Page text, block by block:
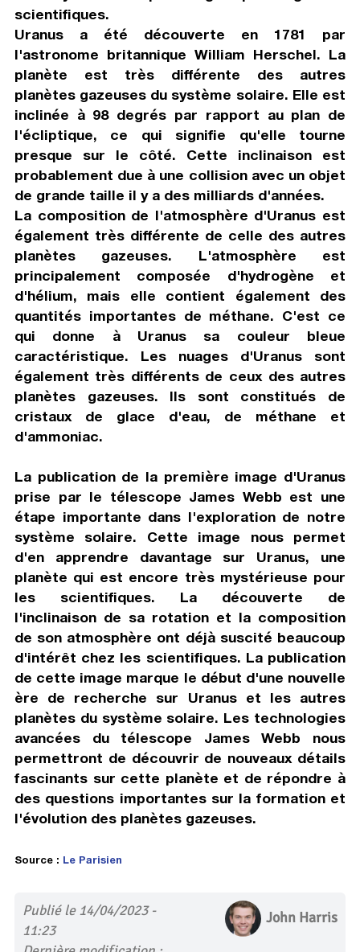
scientifiques.
Uranus a été découverte en 1781 par
l'astronome britannique William Herschel. La
planète est très différente des autres
planètes gazeuses du système solaire. Elle est
inclinée à 98 degrés par rapport au plan de
l'écliptique, ce qui signifie qu'elle tourne
presque sur le côté. Cette inclinaison est
probablement due à une collision avec un objet
de grande taille il y a des milliards d'années.
La composition de l'atmosphère d'Uranus est
également très différente de celle des autres
planètes gazeuses. L'atmosphère est
principalement composée d'hydrogène et
d'hélium, mais elle contient également des
quantités importantes de méthane. C'est ce
qui donne à Uranus sa couleur bleue
caractéristique. Les nuages d'Uranus sont
également très différents de ceux des autres
planètes gazeuses. Ils sont constitués de
cristaux de glace d'eau, de méthane et
d'ammoniac.
La publication de la première image d'Uranus
prise par le télescope James Webb est une
étape importante dans l'exploration de notre
système solaire. Cette image nous permet
d'en apprendre davantage sur Uranus, une
planète qui est encore très mystérieuse pour
les scientifiques. La découverte de
l'inclinaison de sa rotation et la composition
de son atmosphère ont déjà suscité beaucoup
d'intérêt chez les scientifiques. La publication
de cette image marque le début d'une nouvelle
ère de recherche sur Uranus et les autres
planètes du système solaire. Les technologies
avancées du télescope James Webb nous
permettront de découvrir de nouveaux détails
fascinants sur cette planète et de répondre à
des questions importantes sur la formation et
l'évolution des planètes gazeuses.
Source : Le Parisien
Publié le 14/04/2023 -
11:23
John Harris